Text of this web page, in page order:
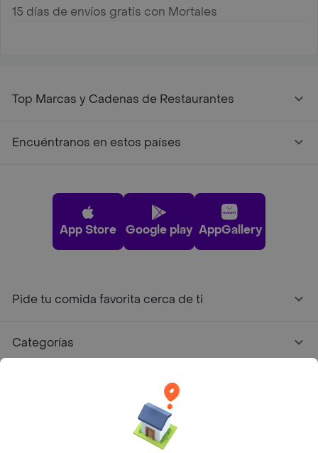
15 días de envíos gratis con Mortales
Top Marcas y Cadenas de Restaurantes
Encuéntranos en estos países
App Store Google play AppGallery
Pide tu comida favorita cerca de ti
Categorías